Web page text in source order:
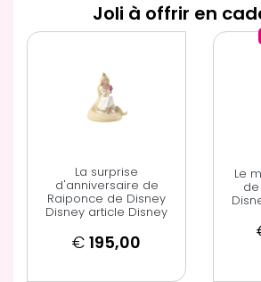
Joli à offrir en
La surprise
d'anniversaire de
Raiponce de Disney
Disney article Disney
€ 195,00
Le